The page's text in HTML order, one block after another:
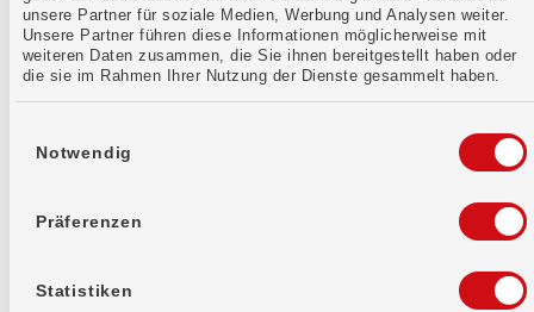
unsere Partner für soziale Medien, Werbung und Analysen weiter.
Unsere Partner führen diese Informationen möglicherweise mit
weiteren Daten zusammen, die Sie ihnen bereitgestellt haben oder
die sie im Rahmen Ihrer Nutzung der Dienste gesammelt haben.
Notwendig
Präferenzen
Statistiken
Kontaktformular